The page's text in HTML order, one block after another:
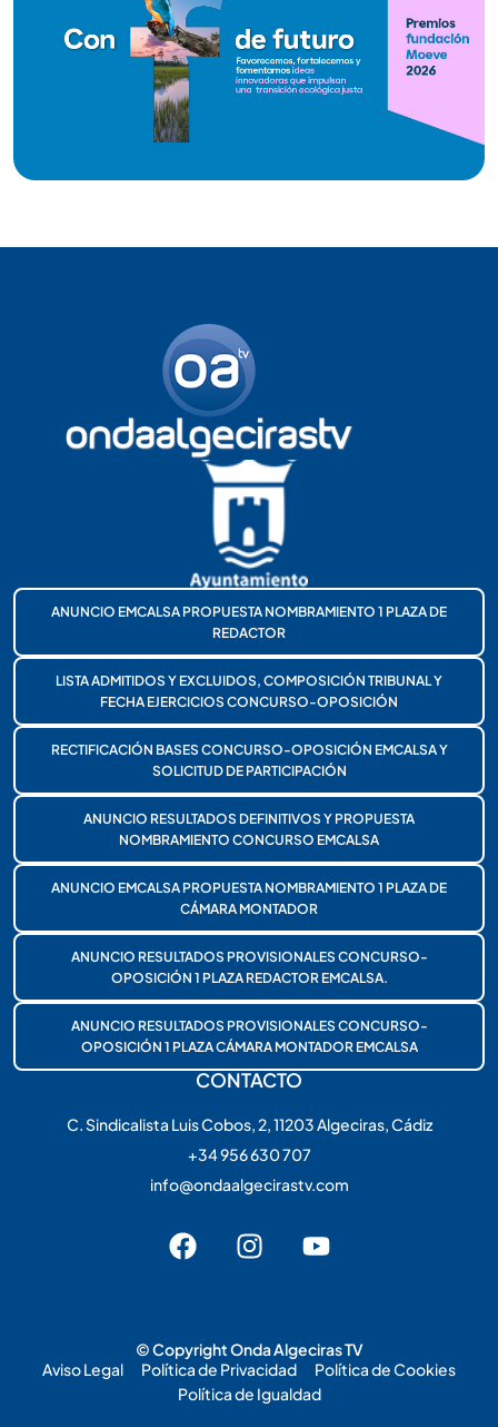
ANUNCIO EMCALSA PROPUESTA NOMBRAMIENTO 1 PLAZA DE
REDACTOR
LISTA ADMITIDOS Y EXCLUIDOS, COMPOSICIÓN TRIBUNAL Y
FECHA EJERCICIOS CONCURSO-OPOSICIÓN
RECTIFICACIÓN BASES CONCURSO-OPOSICIÓN EMCALSA Y
SOLICITUD DE PARTICIPACIÓN
ANUNCIO RESULTADOS DEFINITIVOS Y PROPUESTA
NOMBRAMIENTO CONCURSO EMCALSA
ANUNCIO EMCALSA PROPUESTA NOMBRAMIENTO 1 PLAZA DE
CÁMARA MONTADOR
ANUNCIO RESULTADOS PROVISIONALES CONCURSO-
OPOSICIÓN 1 PLAZA REDACTOR EMCALSA.
ANUNCIO RESULTADOS PROVISIONALES CONCURSO-
OPOSICIÓN 1 PLAZA CÁMARA MONTADOR EMCALSA
CONTACTO
C. Sindicalista Luis Cobos, 2, 11203 Algeciras, Cádiz
+34 956 630 707
info@ondaalgecirastv.com
© Copyright Onda Algeciras TV
Aviso Legal
Política de Privacidad
Política de Cookies
Política de Igualdad